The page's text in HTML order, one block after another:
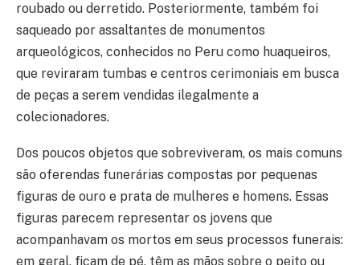
roubado ou derretido. Posteriormente, também foi
saqueado por assaltantes de monumentos
arqueológicos, conhecidos no Peru como huaqueiros,
que reviraram tumbas e centros cerimoniais em busca
de peças a serem vendidas ilegalmente a
colecionadores.
Dos poucos objetos que sobreviveram, os mais comuns
são oferendas funerárias compostas por pequenas
figuras de ouro e prata de mulheres e homens. Essas
figuras parecem representar os jovens que
acompanhavam os mortos em seus processos funerais:
em geral, ficam de pé, têm as mãos sobre o peito ou